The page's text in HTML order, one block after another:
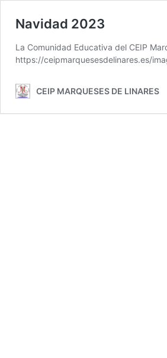
Navidad 2023
La Comunidad Educativa del CEIP
https://ceipmarquesesdelinares.es/
CEIP MARQUESES DE LINARES